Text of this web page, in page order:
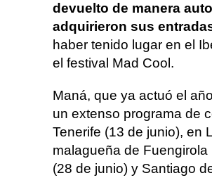
devuelto de manera
adquirieron sus
haber tenido lugar en el
el festival Mad Cool.
Maná, que ya actuó el
un extenso programa de
Tenerife (13 de junio), en
malagueña de
(28 de junio) y Santiago